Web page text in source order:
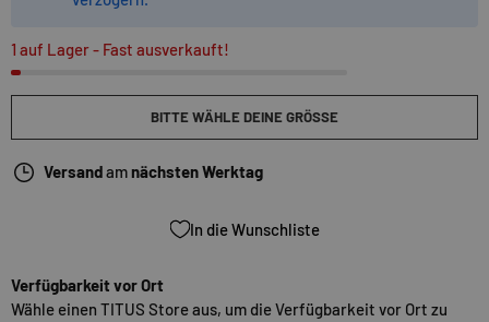
1 auf Lager- Fast ausverkauft!
BITTE WÄHLE DEINE GRÖSSE
Versandamnächsten Werktag
In die Wunschliste
Verfügbarkeit vor Ort
Wähle einen TITUS Store aus, um die Verfügbarkeit vor Ort zu